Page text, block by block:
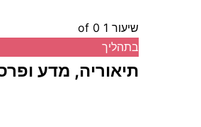
שיעור 1
of 0
בתהליך
תיאוריה, מדע